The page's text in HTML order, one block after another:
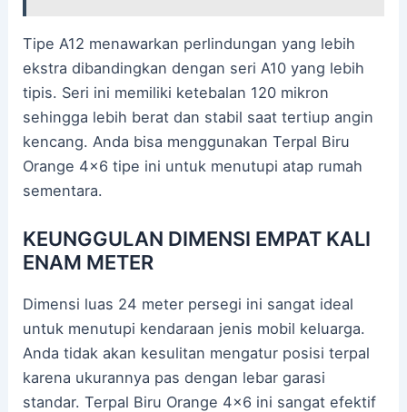
Tipe A12 menawarkan perlindungan yang lebih
ekstra dibandingkan dengan seri A10 yang lebih
tipis. Seri ini memiliki ketebalan 120 mikron
sehingga lebih berat dan stabil saat tertiup angin
kencang. Anda bisa menggunakan Terpal Biru
Orange 4×6 tipe ini untuk menutupi atap rumah
sementara.
KEUNGGULAN DIMENSI EMPAT KALI
ENAM METER
Dimensi luas 24 meter persegi ini sangat ideal
untuk menutupi kendaraan jenis mobil keluarga.
Anda tidak akan kesulitan mengatur posisi terpal
karena ukurannya pas dengan lebar garasi
standar. Terpal Biru Orange 4×6 ini sangat efektif